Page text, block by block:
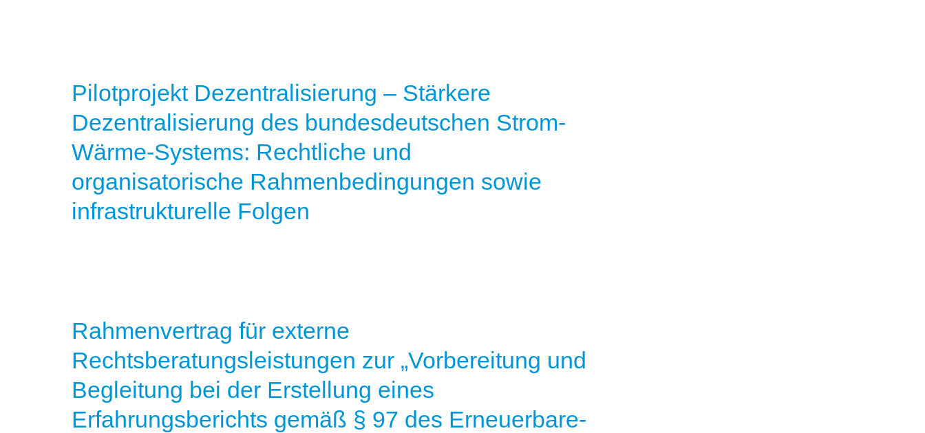
Pilotprojekt Dezentralisierung – Stärkere
Dezentralisierung des bundesdeutschen Strom-
Wärme-Systems: Rechtliche und
organisatorische Rahmenbedingungen sowie
infrastrukturelle Folgen
Rahmenvertrag für externe
Rechtsberatungsleistungen zur „Vorbereitung und
Begleitung bei der Erstellung eines
Erfahrungsberichts gemäß § 97 des Erneuerbare-